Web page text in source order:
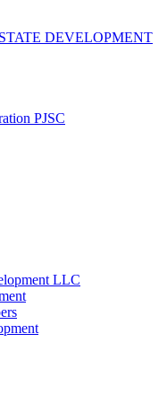
DEVELOPMENT
PJSC
LLC